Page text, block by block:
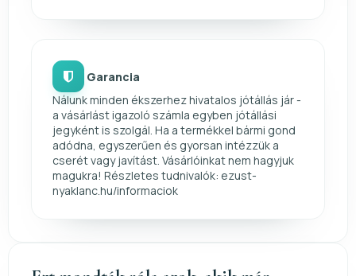
Garancia
Nálunk minden ékszerhez hivatalos jótállás jár -
a vásárlást igazoló számla egyben jótállási
jegyként is szolgál. Ha a termékkel bármi gond
adódna, egyszerűen és gyorsan intézzük a
cserét vagy javítást. Vásárlóinkat nem hagyjuk
magukra! Részletes tudnivalók: ezust-
nyaklanc.hu/informaciok